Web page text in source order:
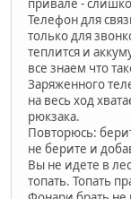
привале -
Телефон для
только для
теплится и
все знаем что
Заряженного
на весь ход
рюкзака.
Повторюсь:
не берите и
Вы не идете в
топать. Топать